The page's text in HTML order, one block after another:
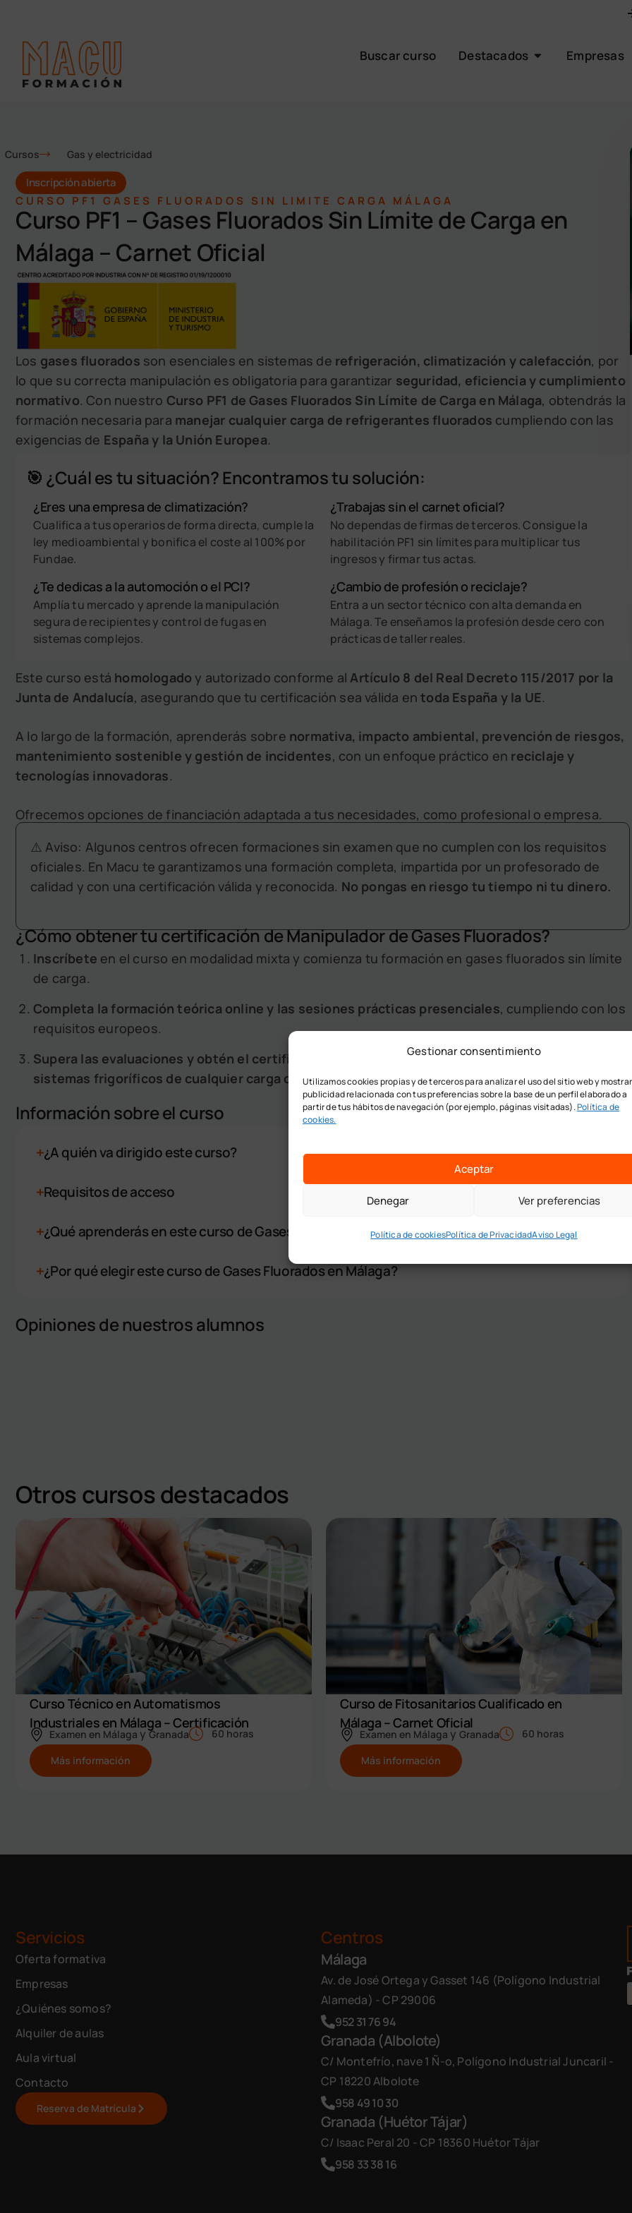
Gestionar consentimiento
Utilizamos cookies propias y de terceros para analizar el uso del sitio web y
publicidad relacionada con tus preferencias sobre la base de un perfil elaborado a
partir de tus hábitos de navegación (por ejemplo, páginas visitadas).Política de
cookies.
Aceptar
Denegar Ver preferencias
Política de cookiesPolítica de PrivacidadAviso Legal
Buscar curso Destacados Empresas
Cursos Gas y electricidad
Inscripción abierta
CURSO PF1 GASES FLUORADOS SIN LIMITE CARGA MÁLAGA
Curso PF1 – Gases Fluorados Sin Límite de Carga en
Málaga – Carnet Oficial
Los gases fluorados son esenciales en sistemas de refrigeración, climatización y calefacción, por
lo que su correcta manipulación es obligatoria para garantizar seguridad, eficiencia y cumplimiento
normativo. Con nuestro Curso PF1 de Gases Fluorados Sin Límite de Carga en Málaga, obtendrás la
formación necesaria para manejar cualquier carga de refrigerantes fluorados cumpliendo con las
exigencias de España y la Unión Europea.
🎯 ¿Cuál es tu situación? Encontramos tu solución:
¿Eres una empresa de climatización?
Cualifica a tus operarios de forma directa, cumple la
ley medioambiental y bonifica el coste al 100% por
Fundae.
¿Trabajas sin el carnet oficial?
No dependas de firmas de terceros. Consigue la
habilitación PF1 sin límites para multiplicar tus
ingresos y firmar tus actas.
¿Te dedicas a la automoción o el PCI?
Amplía tu mercado y aprende la manipulación
segura de recipientes y control de fugas en
sistemas complejos.
¿Cambio de profesión o reciclaje?
Entra a un sector técnico con alta demanda en
Málaga. Te enseñamos la profesión desde cero con
prácticas de taller reales.
Este curso está homologado y autorizado conforme alArtículo 8 del Real Decreto 115/2017 por la
Junta de Andalucía, asegurando que tu certificación sea válida entoda España y la UE.
A lo largo de la formación, aprenderás sobre normativa, impacto ambiental, prevención de riesgos,
mantenimiento sostenible y gestión de incidentes, con un enfoque práctico en reciclaje y
tecnologías innovadoras.
Ofrecemos opciones de financiación adaptada a tus necesidades, como profesional o empresa.
⚠️ Aviso: Algunos centros ofrecen formaciones sin examen que no cumplen con los requisitos
oficiales. En Macu te garantizamos una formación completa, impartida por un profesorado de
calidad y con una certificación válida y reconocida. No pongas en riesgo tu tiempo ni tu dinero.
¿Cómo obtener tu certificación de Manipulador de Gases Fluorados?
Inscríbete en el curso en modalidad mixta y comienza tu formación en gases fluorados sin límite
de carga.
Completa la formación teórica online y las sesiones prácticas presenciales, cumpliendo con los
requisitos europeos.
Supera las evaluaciones y obtén el certificado acreditativo para la manipulación de equipos con
sistemas frigoríficos de cualquier carga de refrigerantes fluorados.
Información sobre el curso
¿A quién va dirigido este curso?
Requisitos de acceso
¿Qué aprenderás en este curso de Gases Fluorados?
¿Por qué elegir este curso de Gases Fluorados en Málaga?
Opiniones de nuestros alumnos
Otros cursos destacados
Curso Técnico en Automatismos
Industriales en Málaga – Certificación
OficialExamen en Málaga y Granada
60 horas
Más información
Curso de Fitosanitarios Cualificado en
Málaga – Carnet Oficial
Examen en Málaga y Granada
60 horas
Más información
Servicios
Oferta formativa
Empresas
¿Quiénes somos?
Alquiler de aulas
Aula virtual
Contacto
Reserva de Matrícula
Centros
Málaga
Av. de José Ortega y Gasset 146 (Polígono Industrial
Alameda) - CP 29006
952 31 76 94
Granada (Albolote)
C/ Montefrío, nave 1 Ñ-o, Polígono Industrial Juncaril -
CP 18220 Albolote
958 49 10 30
Granada (Huétor Tájar)
C/ Isaac Peral 20 - CP 18360 Huétor Tájar
958 33 38 16